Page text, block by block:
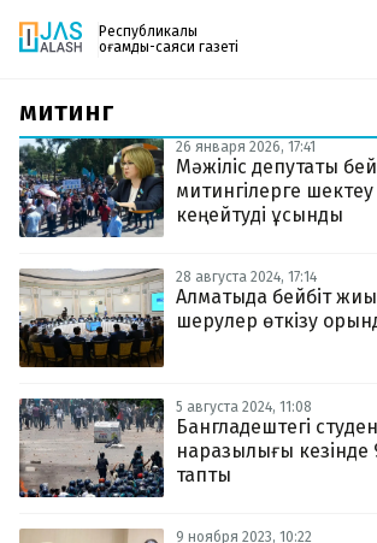
Республикалық
қоғамдық-саяси газеті
Жаңалықтар
Спорт
Live
Руханият
Аймақ
Архив
Заң және тәртіп
Редакциямен байланыс
+7 708 604 51 06
Жарнама бөлімі
Пошта
zhasalash100@gmail.com
Газетке жазылу
PDF форматтағы газетті ай сайын
поштаңызға алып отырыңыз. Жаңа
шыққан сәтте сізге бірден жіберіледі. Тек
митинг
26 января 2026, 17:41
Мәжіліс депутаты
митингілерге
кеңейтуді ұсынды
28 августа 2024, 17:14
Алматыда бейбіт
шерулер өткізу
5 августа 2024, 11:08
Бангладештегі
наразылығы кезінде
тапты
9 ноября 2023, 10:22